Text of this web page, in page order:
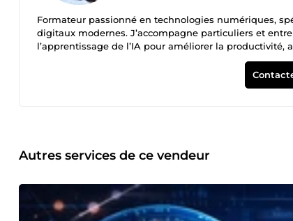
Formateur passionné en technologies numériques,
digitaux modernes. J’accompagne particuliers et
l’apprentissage de l’IA pour améliorer la
internationale. Je propose également des services
les marques, entreprises et projets personnels.
opportunités du digital et transformer les idées en
Autres services de ce vendeur